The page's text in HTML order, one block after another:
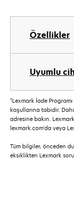
Özellikler
Uyumlu
†Lexmark İade
koşullarına tabidir.
adresine bakın.
lexmark.com'da veya
Tüm bilgiler, önceden
eksiklikten Lexmark